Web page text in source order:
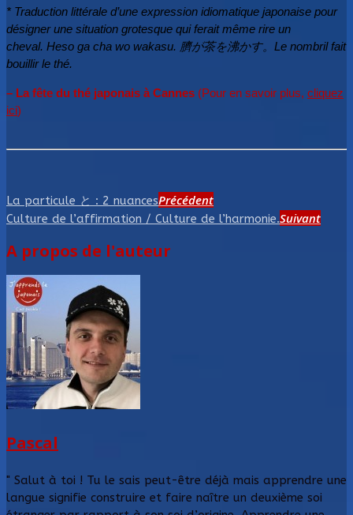
* Traduction littérale d’une expression idiomatique japonaise pour
désigner une situation grotesque qui feraitmême rire un
cheval. Heso ga cha wo wakasu. 臍が茶を沸かす。Le nombril fait
bouillir le thé.
– La fête du thé japonais à Cannes (Pour en savoir plus, cliquez
ici)
La particule と : 2 nuancesPrécédent
Culture de l’affirmation / Culture de l’harmonie.Suivant
A propos de l'auteur
Pascal
" Salut à toi ! Tu le sais peut-être déjà mais apprendre une
langue signifie construire et faire naître un deuxième soi